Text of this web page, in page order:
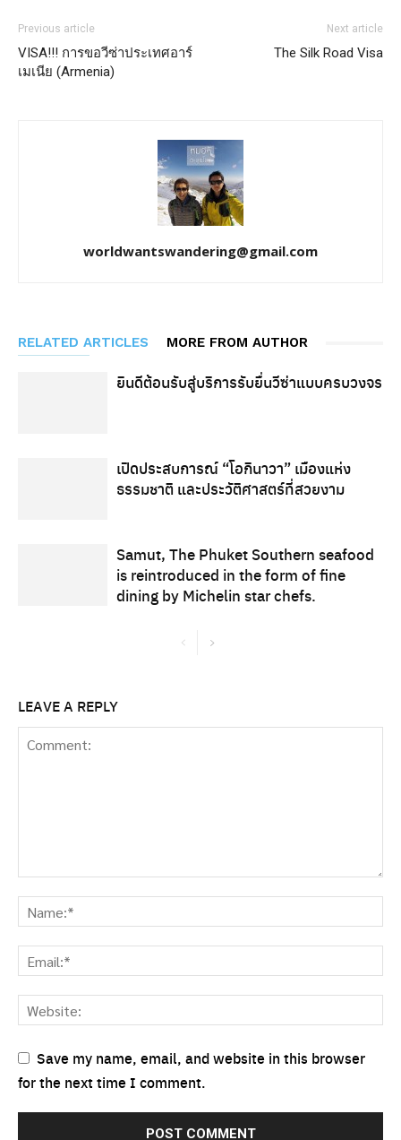
Previous article
VISA!!! การขอวีซ่าประเทศอาร์
เมเนีย (Armenia)
Next article
The Silk Road Visa
worldwantswandering@gmail.com
RELATED ARTICLES MORE FROM AUTHOR
ยินดีต้อนรับสู่บริการรับยื่นวีซ่าแบบครบวงจร
เปิดประสบการณ์ “โอกินาวา” เมืองแห่ง
ธรรมชาติ และประวัติศาสตร์ที่สวยงาม
Samut, The Phuket Southern seafood
is reintroduced in the form of fine
dining by Michelin star chefs.
LEAVE A REPLY
Save my name, email, and website in this browser
for the next time I comment.